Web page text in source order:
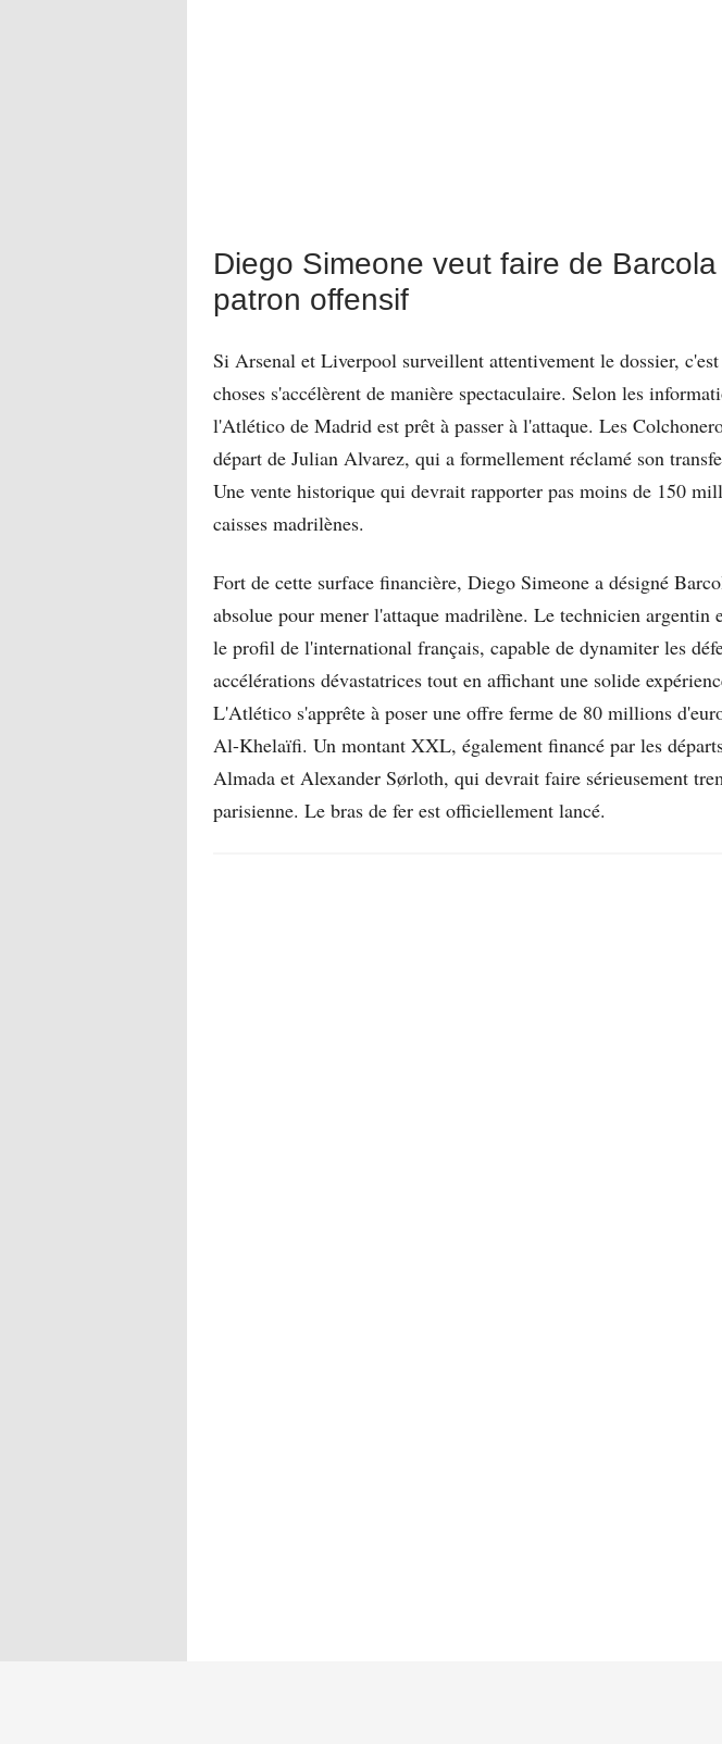
Diego Simeone veut faire de
patron offensif
Si Arsenal et Liverpool surveillent attentivement le dossier, c'est
choses s'accélèrent de manière spectaculaire. Selon les
l'Atlético de Madrid est prêt à passer à l'attaque. Les
départ de Julian Alvarez, qui a formellement réclamé son
Une vente historique qui devrait rapporter pas moins de 150
caisses madrilènes.
Fort de cette surface financière, Diego Simeone a désigné
absolue pour mener l'attaque madrilène. Le technicien argentin
le profil de l'international français, capable de dynamiter les
accélérations dévastatrices tout en affichant une solide
L'Atlético s'apprête à poser une offre ferme de 80 millions
Al-Khelaïfi. Un montant XXL, également financé par les
Almada et Alexander Sørloth, qui devrait faire sérieusement
parisienne. Le bras de fer est officiellement lancé.